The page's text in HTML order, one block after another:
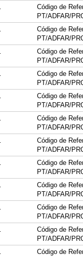
Código de
PT/ADFAR/
Código de
PT/ADFAR/
Código de
PT/ADFAR/
Código de
PT/ADFAR/
Código de
PT/ADFAR/
Código de
PT/ADFAR/
Código de
PT/ADFAR/
Código de
PT/ADFAR/
Código de
PT/ADFAR/
Código de
PT/ADFAR/
Código de
PT/ADFAR/
Código de